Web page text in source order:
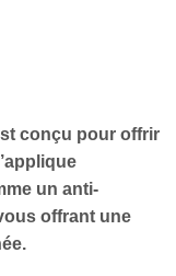
conçu pour offrir
un anti-
offrant une